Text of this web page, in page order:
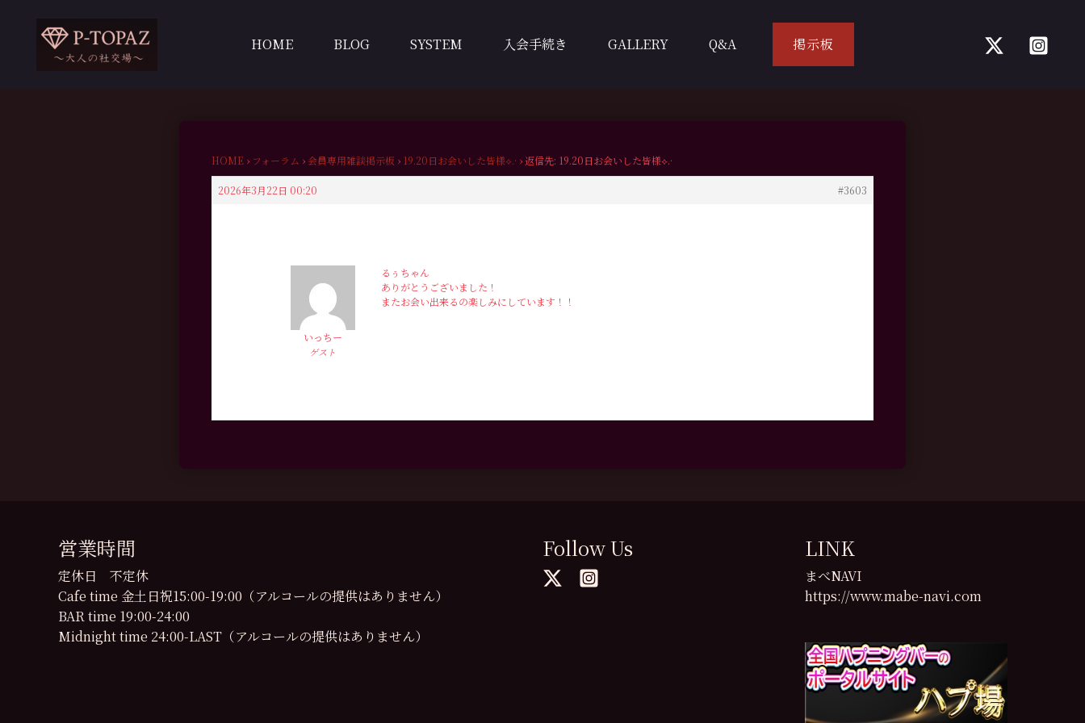
HOME BLOG SYSTEM 入会手続き GALLERY Q&A 掲示板
HOME › フォーラム › 会員専用雑談掲示板 › 19.20日お会いした皆様⟡.· ›返信先: 19.20日お会いした皆様⟡.·
2026年3月22日 00:20 #3603
いっちー
ゲスト
るぅちゃん
ありがとうございました！
またお会い出来るの楽しみにしています！！
営業時間
定休日 不定休
Cafe time 金土日祝15:00-19:00（アルコールの提供はありません）
BAR time 19:00-24:00
Midnight time 24:00-LAST（アルコールの提供はありません）
Follow Us LINK
まべNAVI
https://www.mabe-navi.com